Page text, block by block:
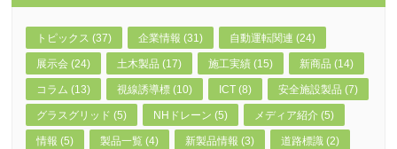
トピックス (37) 企業情報 (31) 自動運転関連 (24)
展示会 (24) 土木製品 (17) 施工実績 (15) 新商品 (14)
コラム (13) 視線誘導標 (10) ICT (8) 安全施設製品 (7)
グラスグリッド (5) NHドレーン (5) メディア紹介 (5)
情報 (5) 製品一覧 (4) 新製品情報 (3) 道路標識 (2)